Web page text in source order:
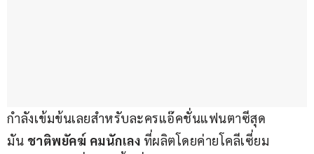
กำลังเข้มข้นเลยสำหรับละครแอ๊คชั่นแฟนตาซีสุด
มัน ชาติพยัคฆ์ คมนักเลง ที่ผลิตโดยค่ายโคลีเซี่ยม